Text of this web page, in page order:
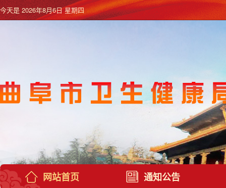
今天是2026年8月6日 星期四
网站首页 通知公告